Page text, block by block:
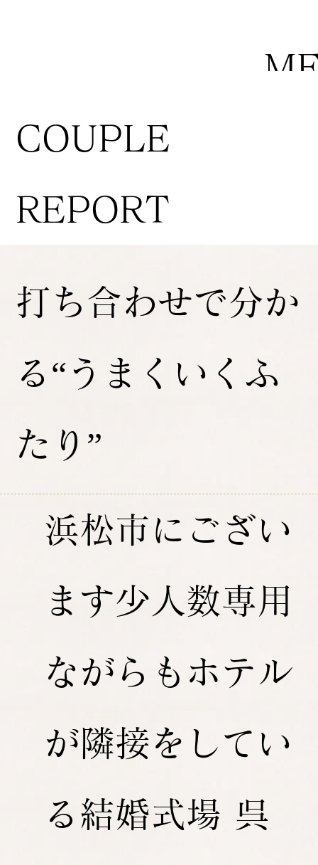
COUPLE
REPORT
打ち合わせで分か
る“うまくいくふ
たり”
浜松市にござい
ます少人数専用
ながらもホテル
が隣接をしてい
る結婚式場 呉